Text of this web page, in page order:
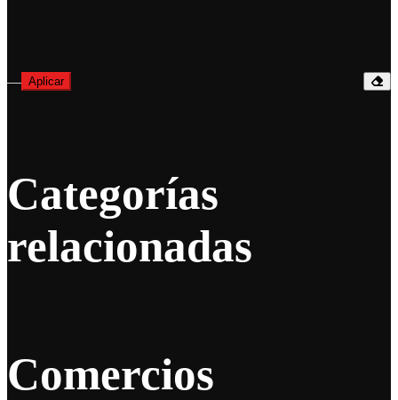
— Aplicar
Categorías
relacionadas
Comercios